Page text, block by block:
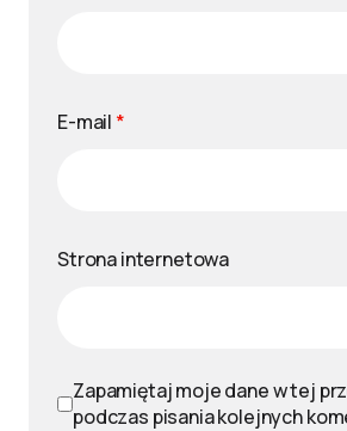
E-mail *
Strona internetowa
Zapamiętaj moje dane w tej
podczas pisania kolejnych